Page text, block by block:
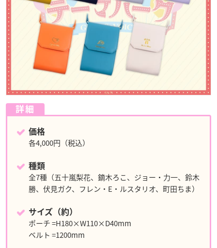
詳細
価格
各4,000円（税込）
種類
全7種（五十嵐梨花、鏑木ろこ、ジョー・力一、鈴木
勝、伏見ガク、フレン・E・ルスタリオ、町田ちま）
サイズ（約）
ポーチ =H180×W110×D40mm
ベルト =1200mm